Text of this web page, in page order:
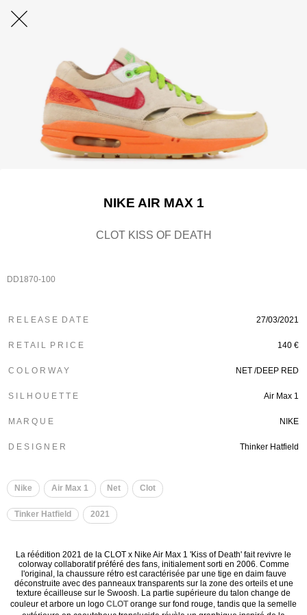
NIKE AIR MAX 1
CLOT KISS OF DEATH
DD1870-100
R E L E A S E D A T E 27/03/2021
R E T A I L P R I C E 140 €
C O L O R W A Y NET /DEEP RED
S I L H O U E T T E Air Max 1
M A R Q U E NIKE
D E S I G N E R Thinker Hatfield
Nike Air Max 1 Net Clot
Tinker Hatfield 2021
La réédition 2021 de la CLOT x Nike Air Max 1 'Kiss of Death' fait revivre le
colorway collaboratif préféré des fans, initialement sorti en 2006. Comme
l'original, la chaussure rétro est caractérisée par une tige en daim fauve
déconstruite avec des panneaux transparents sur la zone des orteils et une
texture écailleuse sur le Swoosh. La partie supérieure du talon change de
couleur et arbore un logo CLOTorange sur fond rouge, tandis que la semelle